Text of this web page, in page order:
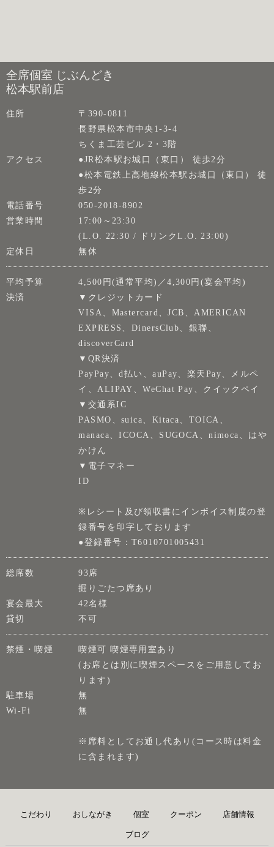
全席個室 じぶんどき
松本駅前店
住所
〒390-0811
長野県松本市中央1-3-4
ちくま工芸ビル 2・3階
アクセス
●JR松本駅お城口（東口） 徒歩2分
●松本電鉄上高地線松本駅お城口（東口） 徒
歩2分
電話番号
050-2018-8902
営業時間
17:00～23:30
(L.O. 22:30 / ドリンクL.O. 23:00)
定休日
無休
平均予算
4,500円(通常平均)／4,300円(宴会平均)
決済
▼クレジットカード
VISA、Mastercard、JCB、AMERICAN
EXPRESS、DinersClub、銀聯、
discoverCard
▼QR決済
PayPay、d払い、auPay、楽天Pay、メルペ
イ、ALIPAY、WeChat Pay、クイックペイ
▼交通系IC
PASMO、suica、Kitaca、TOICA、
manaca、ICOCA、SUGOCA、nimoca、はや
かけん
▼電子マネー
ID
※レシート及び領収書にインボイス制度の登
録番号を印字しております
●登録番号：T6010701005431
総席数
93席
掘りごたつ席あり
宴会最大
42名様
貸切
不可
禁煙・喫煙
喫煙可 喫煙専用室あり
(お席とは別に喫煙スペースをご用意してお
ります)
駐車場
無
Wi-Fi
無
※席料としてお通し代あり(コース時は料金
に含まれます)
こだわり おしながき 個室 クーポン 店舗情報
ブログ